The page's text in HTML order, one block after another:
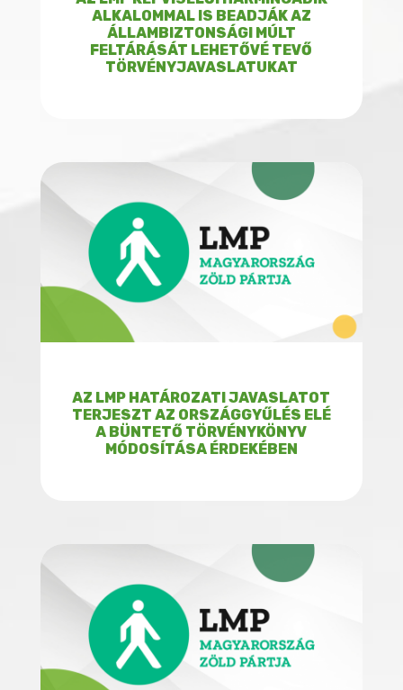
ALKALOMMAL IS BEADJÁK AZ
ÁLLAMBIZTONSÁGI MÚLT
FELTÁRÁSÁT LEHETŐVÉ TEVŐ
TÖRVÉNYJAVASLATUKAT
AZ LMP HATÁROZATI JAVASLATOT
TERJESZT AZ ORSZÁGGYŰLÉS ELÉ
A BÜNTETŐ TÖRVÉNYKÖNYV
MÓDOSÍTÁSA ÉRDEKÉBEN